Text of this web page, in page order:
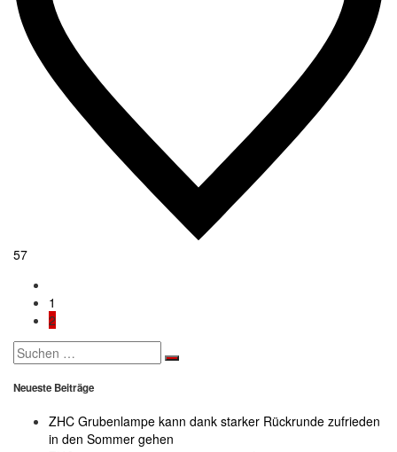
57
1
2
Search
for:
Neueste Beiträge
ZHC Grubenlampe kann dank starker Rückrunde zufrieden
in den Sommer gehen